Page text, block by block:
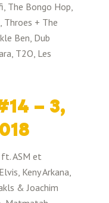
The Bongo Hop,
Throes + The
Ben, Dub
T2O, Les
– 3,
ft. ASM et
Keny Arkana,
& Joachim